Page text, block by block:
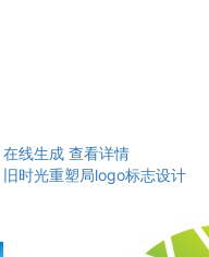
在线生成 查看详情
旧时光重塑局logo标志设计